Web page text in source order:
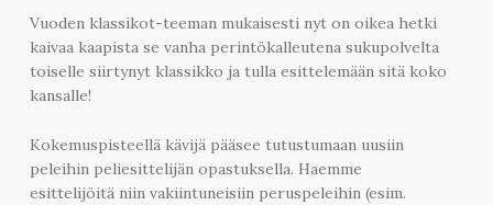
Vuoden klassikot-teeman mukaisesti nyt on oikea hetki
kaivaa kaapista se vanha perintökalleutena sukupolvelta
toiselle siirtynyt klassikko ja tulla esittelemään sitä koko
kansalle!
Kokemuspisteellä kävijä pääsee tutustumaan uusiin
peleihin peliesittelijän opastuksella. Haemme
esittelijöitä niin vakiintuneisiin peruspeleihin (esim.